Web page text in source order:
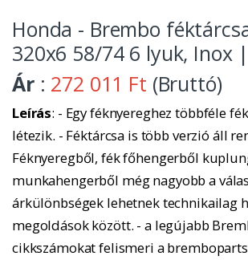
Honda - Brembo
320x6 58/74 6 lyuk, Inox
Ár : 272 011 Ft (Bruttó)
Leírás: - Egy féknyereghez többféle
létezik. - Féktárcsa is több verzió áll
Féknyeregből, fék főhengerből
munkahengerből még nagyobb a
árkülönbségek lehetnek technikailag
megoldások között. - a legújabb
cikkszámokat felismeri a